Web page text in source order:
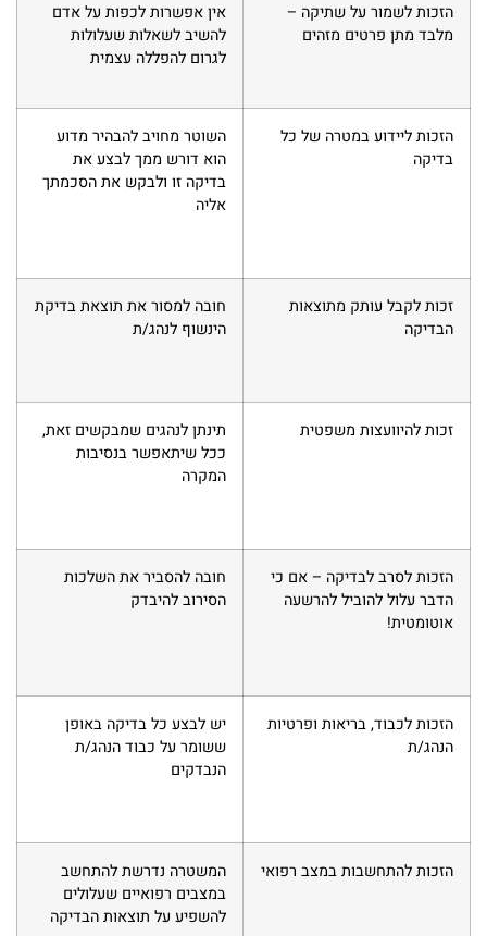
הזכות לשמור על שתיקה –
מלבד מתן פרטים מזהים
אין אפשרות לכפות על אדם
להשיב לשאלות שעלולות
לגרום להפללה עצמית
הזכות ליידוע במטרה של כל
בדיקה
השוטר מחויב להבהיר מדוע
הוא דורש ממך לבצע את
בדיקה זו ולבקש את הסכמתך
אליה
זכות לקבל עותק מתוצאות
הבדיקה
חובה למסור את תוצאת בדיקת
הינשוף לנהג/ת
זכות להיוועצות משפטית
תינתן לנהגים שמבקשים זאת,
ככל שיתאפשר בנסיבות
המקרה
הזכות לסרב לבדיקה – אם כי
הדבר עלול להוביל להרשעה
אוטומטית!
חובה להסביר את השלכות
הסירוב להיבדק
הזכות לכבוד, בריאות ופרטיות
הנהג/ת
יש לבצע כל בדיקה באופן
ששומר על כבוד הנהג/ת
הנבדקים
הזכות להתחשבות במצב רפואי
המשטרה נדרשת להתחשב
במצבים רפואיים שעלולים
להשפיע על תוצאות הבדיקה